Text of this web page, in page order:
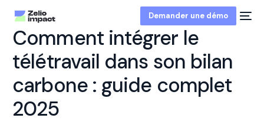
Demander une démo
Comment intégrer le
télétravail dans son bilan
carbone : guide complet
2025